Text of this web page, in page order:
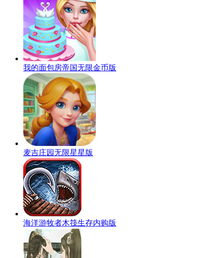
我的面包房帝国无限金币版
麦吉庄园无限星星版
海洋游牧者木筏生存内购版